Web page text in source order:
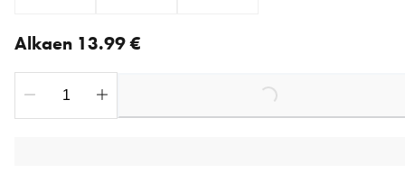
Alkaen 13.99 €
Loading...